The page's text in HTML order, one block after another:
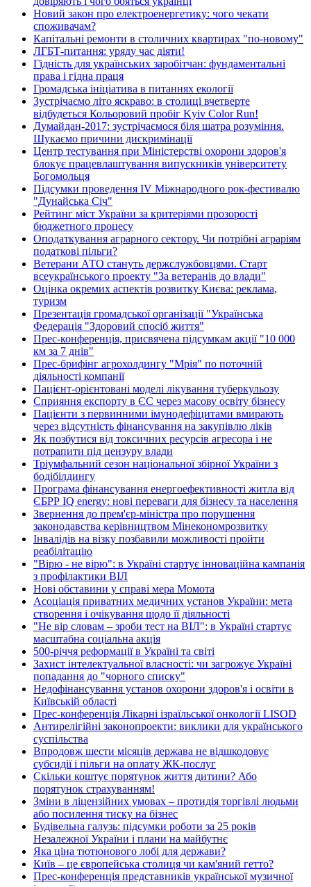
Новий закон про електроенергетику: чого чекати
споживачам?
Капітальні ремонти в столичних квартирах "по-новому"
ЛГБТ-питання: уряду час діяти!
Гідність для українських заробітчан: фундаментальні
права і гідна праця
Громадська ініціатива в питаннях екології
Зустрічаємо літо яскраво: в столиці вчетверте
відбудеться Кольоровий пробіг Kyiv Color Run!
Думайдан-2017: зустрічаємося біля шатра розуміння.
Шукаємо причини дискримінації
Центр тестування при Міністерстві охорони здоров'я
блокує працевлаштування випускників університету
Богомольця
Підсумки проведення IV Міжнародного рок-фестивалю
"Дунайська Січ"
Рейтинг міст України за критеріями прозорості
бюджетного процесу
Оподаткування аграрного сектору. Чи потрібні аграріям
податкові пільги?
Ветерани АТО стануть держслужбовцями. Старт
всеукраїнського проекту "За ветеранів до влади"
Оцінка окремих аспектів розвитку Києва: реклама,
туризм
Презентація громадської організації "Українська
Федерація "Здоровий спосіб життя"
Прес-конференція, присвячена підсумкам акції "10 000
км за 7 днів"
Прес-брифінг агрохолдингу "Мрія" по поточній
діяльності компанії
Пацієнт-орієнтовані моделі лікування туберкульозу
Сприяння експорту в ЄС через масову освіту бізнесу
Пацієнти з первинними імунодефіцитами вмирають
через відсутність фінансування на закупівлю ліків
Як позбутися від токсичних ресурсів агресора і не
потрапити під цензуру влади
Тріумфальний сезон національної збірної України з
бодібілдингу
Програма фінансування енергоефективності житла від
ЄБРР IQ energy: нові переваги для бізнесу та населення
Звернення до прем'єр-міністра про порушення
законодавства керівництвом Мінекономрозвитку
Інвалідів на візку позбавили можливості пройти
реабілітацію
"Вірю - не вірю": в Україні стартує інноваційна кампанія
з профілактики ВІЛ
Нові обставини у справі мера Момота
Асоціація приватних медичних установ України: мета
створення і очікування щодо її діяльності
"Не вір словам – зроби тест на ВІЛ": в Україні стартує
масштабна соціальна акція
500-річчя реформації в Україні та світі
Захист інтелектуальної власності: чи загрожує Україні
попадання до "чорного списку"
Недофінансування установ охорони здоров'я і освіти в
Київській області
Прес-конференція Лікарні ізраїльської онкології LISOD
Антирелігійні законопроекти: виклики для українського
суспільства
Впродовж шести місяців держава не відшкодовує
субсидії і пільги на оплату ЖК-послуг
Скільки коштує порятунок життя дитини? Або
порятунок страхуванням!
Зміни в ліцензійних умовах – протидія торгівлі людьми
або посилення тиску на бізнес
Будівельна галузь: підсумки роботи за 25 років
Незалежної України і плани на майбутнє
Яка ціна тютюнового лобі для держави?
Київ – це європейська столиця чи кам'яний гетто?
Прес-конференція представників української музичної